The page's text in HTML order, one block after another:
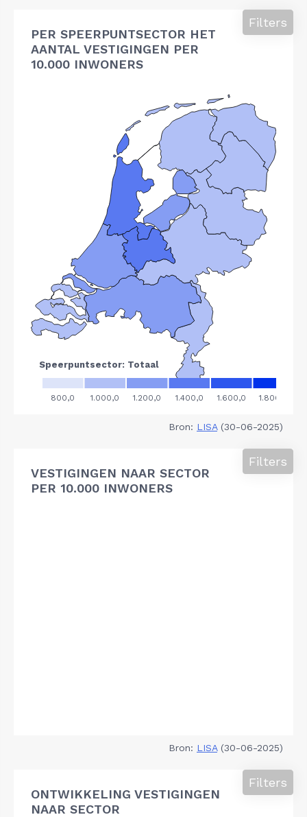
PER SPEERPUNTSECTOR HET
AANTAL VESTIGINGEN PER
10.000 INWONERS
Filters
Bron: LISA(30-06-2025)
VESTIGINGEN NAAR SECTOR
PER 10.000 INWONERS
Filters
Bron: LISA(30-06-2025)
ONTWIKKELING VESTIGINGEN
NAAR SECTOR
Filters